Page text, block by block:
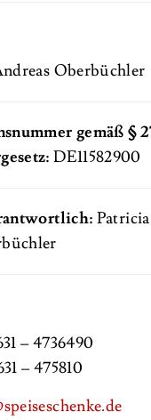
Oberbüchler
gemäß §
DE11582900
– 4736490
– 475810